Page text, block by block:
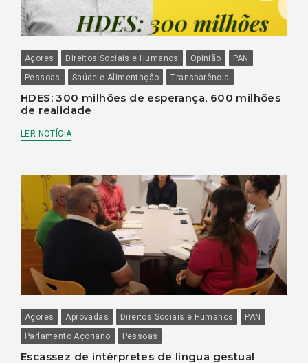
Açores Direitos Sociais e Humanos Opinião
PAN
Pessoas
Saúde e Alimentação Transparência
HDES: 300 milhões de esperança, 600 milhões
de realidade
LER NOTÍCIA
Açores Aprovadas Direitos Sociais e Humanos
PAN
Parlamento Açoriano
Pessoas
Escassez de intérpretes de língua gestual